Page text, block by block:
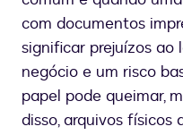
com documentos
significar prejuízos
negócio e um risco
papel pode queimar,
disso, arquivos físicos